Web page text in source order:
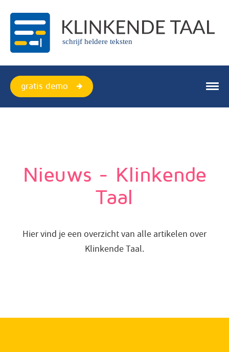
schrijf heldere teksten
vacatures
gratis demo
Nieuws - Klinkende
Taal
Hier vind je een overzicht van alle artikelen over
Klinkende Taal.